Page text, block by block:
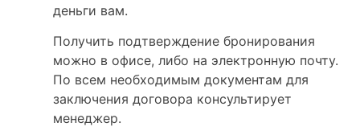
деньги вам.
Получить подтверждение бронирования
можно в офисе, либо на электронную почту.
По всем необходимым документам для
заключения договора консультирует
менеджер.